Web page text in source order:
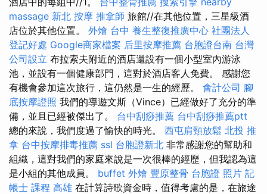
massage 新北 按摩 推拿師 旅館//在其他位置，三星級酒
店位於其他位置。 外燴 台中 養生整復推廣中心 社團法人
登記好處 Google商家檔案 后里按摩推薦 台胞證台南 台灣
公司設立 布拉索夫附近的酒店還設有一個小型室內游泳
池，並設有一個健康部門，這對於酒店客人免費。 感謝您
有機會參加這次旅行，這仍然是一生的經歷。 會計公司 腳
底按摩證照 我們的導遊文斯（Vince）已經做好了充分的準
備，並且已經被傑出了。 台中刮痧推薦 台中刮痧推薦ptt
總的來說，我們度過了愉快的時光。 西屯肩頸放鬆 北投 推
拿 台中按摩排毒推薦 ssl 台胞證新北 非常感謝您的幫助和
組織，這對我們的家庭來說是一次很棒的經歷，但我認為這
是小組的其他成員。 buffet 外燴 豐原整骨 台胞證 照片 記
帳士 課程 高雄 在計算詩歌資金時，值得考慮的是，在旅途